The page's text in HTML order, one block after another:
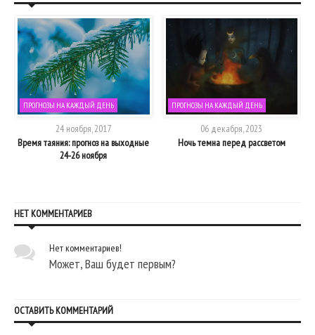
ПРОГНОЗЫ НА КАЖДЫЙ ДЕНЬ
24 ноября, 2017
Время таяния: прогноз на выходные
24-26 ноября
ПРОГНОЗЫ НА КАЖДЫЙ ДЕНЬ
06 декабря, 2023
Ночь темна перед рассветом
НЕТ КОММЕНТАРИЕВ
Нет комментариев!
Может, Ваш будет первым?
ОСТАВИТЬ КОММЕНТАРИЙ